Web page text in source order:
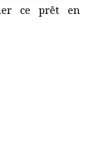
ce prêt en